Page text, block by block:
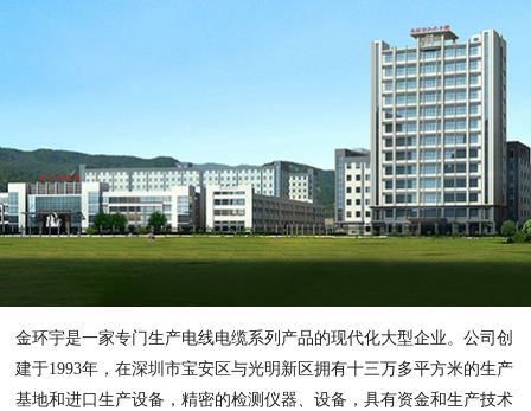
金环宇是一家专门生产电线电缆系列产品的现代化大型企业。公司创
建于1993年，在深圳市宝安区与光明新区拥有十三万多平方米的生产
基地和进口生产设备，精密的检测仪器、设备，具有资金和生产技术